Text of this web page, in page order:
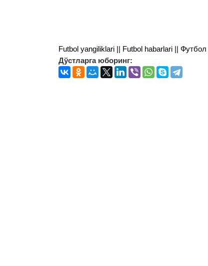
Futbol yangiliklari || Futbol habarlari ||
Дўстларга юборинг: